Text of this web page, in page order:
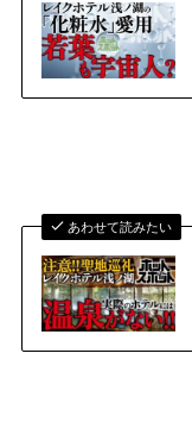
あわせて読みたい